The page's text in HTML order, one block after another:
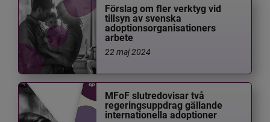
Förslag om fler verktyg vid
tillsyn av svenska
adoptionsorganisationers
arbete
22 maj 2024
MFoF slutredovisar två
regeringsuppdrag gällande
internationella adoptioner